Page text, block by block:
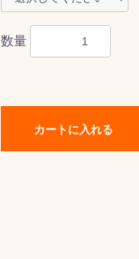
数量
カートに入れる